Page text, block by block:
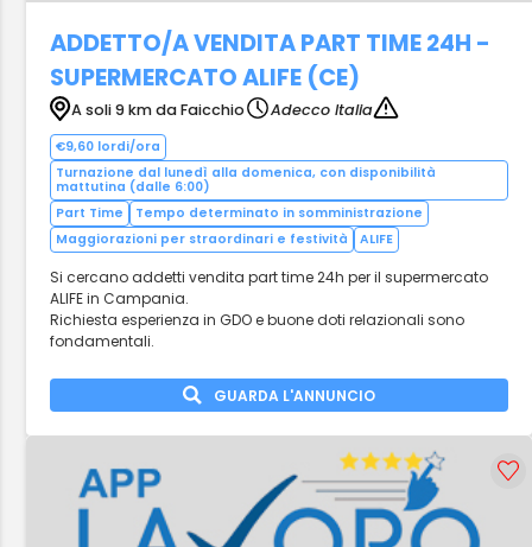
ADDETTO/A VENDITA PART TIME 24H -
SUPERMERCATO ALIFE (CE)
A soli 9 km da Faicchio Adecco Italia
€9,60 lordi/ora
Turnazione dal lunedì alla domenica, con disponibilità
mattutina (dalle 6:00)
Part Time
Tempo determinato in somministrazione
Maggiorazioni per straordinari e festività
ALIFE
Si cercano addetti vendita part time 24h per il supermercato
ALIFE in Campania.
Richiesta esperienza in GDO e buone doti relazionali sono
fondamentali.
GUARDA L'ANNUNCIO